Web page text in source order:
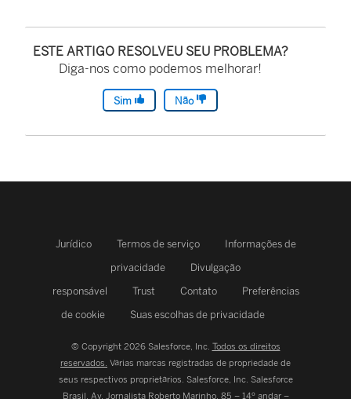
ESTE ARTIGO RESOLVEU SEU PROBLEMA?
Diga-nos como podemos melhorar!
Sim Não
Jurídico Termos de serviço
Informações de
privacidade
Divulgação
responsável
Trust Contato
Preferências
de cookie
Suas escolhas de privacidade
© Copyright 2026 Salesforce, Inc. Todos os direitos
reservados. Várias marcas registradas de propriedade de
seus respectivos proprietários. Salesforce, Inc. Salesforce
Brasil, Av. Jornalista Roberto Marinho, 85 – 14º andar –